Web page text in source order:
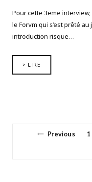
Pour cette 3eme interview,
le Forvm qui s’est prêté
introduction risque…
> LIRE
Previous 1